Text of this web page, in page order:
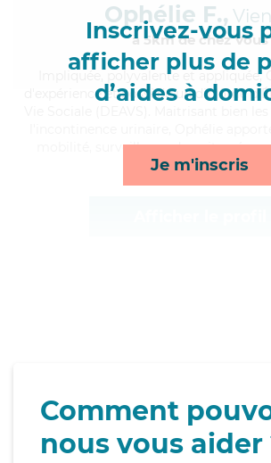
Inscrivez-vous
afficher plus de
d’aides à
Je m'inscris
Ophélie F.,
à 5km de chez Vous
, polyvalente et appliquée,
d'expérience et possède un diplôme
mobilité, surveillance de nuit,
Comment
nous vous aider